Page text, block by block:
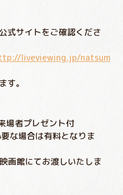
式サイトをご確認くださ
liveviewing.jp/natsum
。
場者プレゼント付
な場合は有料となりま
画館にてお渡しいたしま